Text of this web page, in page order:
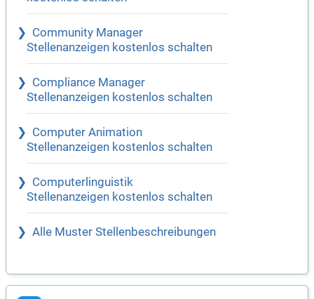
Community Manager
Stellenanzeigen kostenlos schalten
Compliance Manager
Stellenanzeigen kostenlos schalten
Computer Animation
Stellenanzeigen kostenlos schalten
Computerlinguistik
Stellenanzeigen kostenlos schalten
Alle Muster Stellenbeschreibungen